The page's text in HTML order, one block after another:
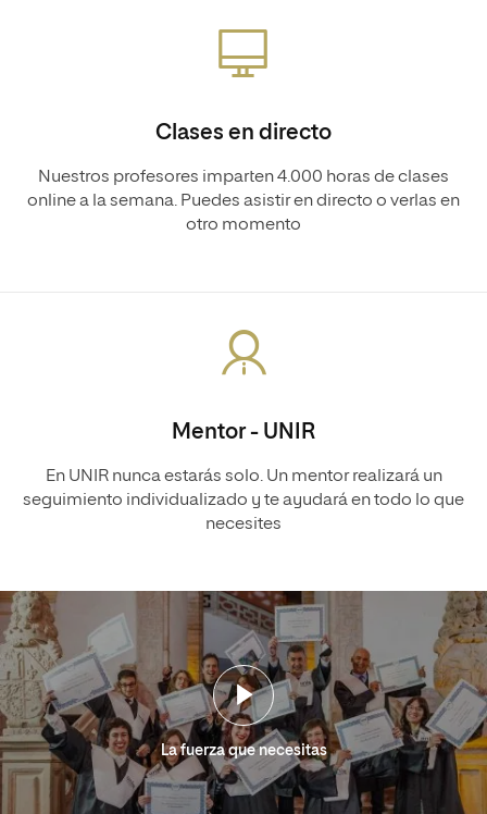
Clases en directo
Nuestros profesores imparten 4.000 horas de clases
online a la semana. Puedes asistir en directo o verlas en
otro momento
Mentor - UNIR
En UNIR nunca estarás solo. Un mentor realizará un
seguimiento individualizado y te ayudará en todo lo que
necesites
La fuerza que necesitas